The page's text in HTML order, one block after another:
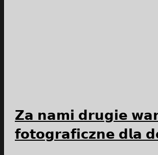
𝗭𝗮 𝗻𝗮𝗺𝗶 𝗱𝗿𝘂𝗴𝗶𝗲
𝗳𝗼𝘁𝗼𝗴𝗿𝗮𝗳𝗶𝗰𝘇𝗻𝗲 𝗱𝗹𝗮